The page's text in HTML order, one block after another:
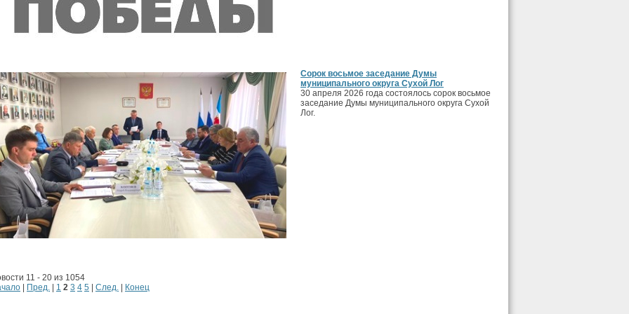
Сорок восьмое заседание Думы
муниципального округа Сухой Лог
30 апреля 2026 года состоялось сорок восьмое
заседание Думы муниципального округа Сухой
Лог.
11 - 20 из 1054
Пред. 1 2 3 4 5 След. Конец